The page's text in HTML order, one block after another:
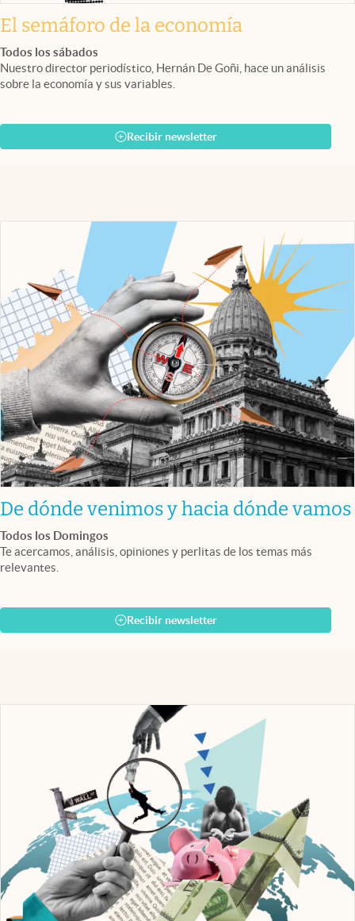
El semáforo de la economía
Todos los sábados
Nuestro director periodístico, Hernán De Goñi, hace un análisis
sobre la economía y sus variables.
Recibir newsletter
De dónde venimos y hacia dónde vamos
Todos los Domingos
Te acercamos, análisis, opiniones y perlitas de los temas más
relevantes.
Recibir newsletter